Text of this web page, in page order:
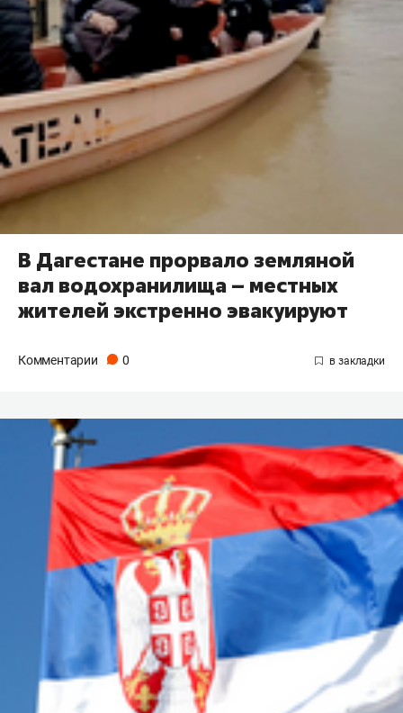
В Дагестане прорвало земляной
вал водохранилища – местных
жителей экстренно эвакуируют
Комментарии 0